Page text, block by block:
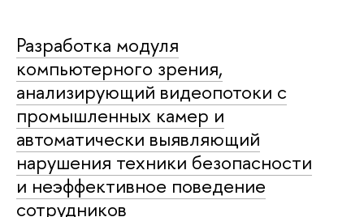
Разработка модуля
компьютерного зрения,
анализирующий видеопотоки с
промышленных камер и
автоматически выявляющий
нарушения техники безопасности
и неэффективное поведение
сотрудников